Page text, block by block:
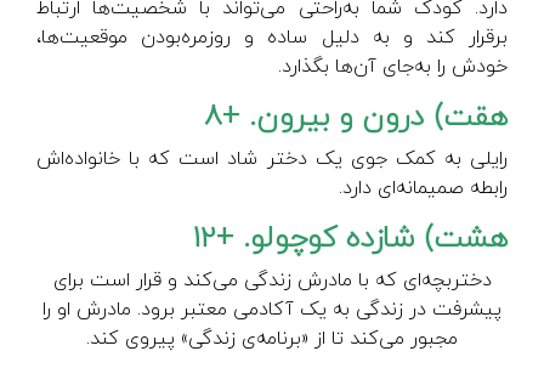
دارد. کودک شما به‌راحتی می‌تواند با شخصیت‌ها ارتباط
برقرار کند و به دلیل ساده و روزمره‌بودن موقعیت‌ها،
خودش را به‌جای آن‌ها بگذارد.
هقت) درون و بیرون. +8
رایلی به کمک جوی یک دختر شاد است که با خانواده‌اش
رابطه صمیمانه‌ای دارد.
هشت) شازده کوچولو. +12
دختربچه‌ای که با مادرش زندگی می‌کند و قرار است برای
پیشرفت در زندگی به یک آکادمی ‌معتبر برود. مادرش او را
مجبور می‌کند تا از «برنامه‌ی زندگی» پیروی کند.